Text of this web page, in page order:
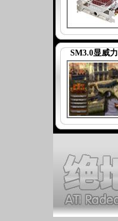
SM3.0显威